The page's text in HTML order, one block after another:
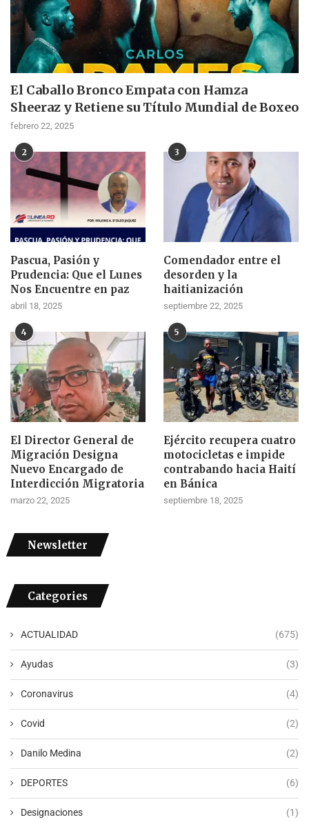
El Caballo Bronco Empata con Hamza
Sheeraz y Retiene su Título Mundial de Boxeo
febrero 22, 2025
2
Pascua, Pasión y
Prudencia: Que el Lunes
Nos Encuentre en paz
abril 18, 2025
3
Comendador entre el
desorden y la
haitianización
septiembre 22, 2025
4
El Director General de
Migración Designa
Nuevo Encargado de
Interdicción Migratoria
marzo 22, 2025
5
Ejército recupera cuatro
motocicletas e impide
contrabando hacia Haití
en Bánica
septiembre 18, 2025
Newsletter
Categories
ACTUALIDAD (675)
Ayudas (3)
Coronavirus (4)
Covid (2)
Danilo Medina (2)
DEPORTES (6)
Designaciones (1)